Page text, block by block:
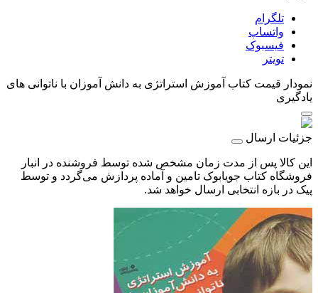
تلگرام
واتساپ
فیسبوک
تویتر
نمودار قیمت کتاب آموزش استراتژی به دانش آموزان با ناتوانی های
یادگیری
جزئیات ارسال
این کالا پس از مدت زمان مشخص شده توسط فروشنده در انبار
فروشگاه کتاب جویابوک تامین و آماده پردازش می‌گردد و توسط
پیک در بازه انتخابی ارسال خواهد شد.